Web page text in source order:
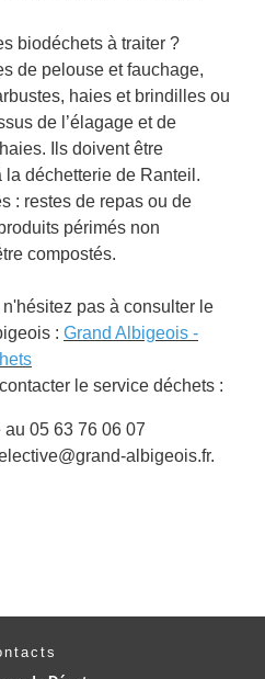
biodéchets à traiter ?
de pelouse et fauchage,
haies et brindilles ou
de l’élagage et de
Ils doivent être
déchetterie de Ranteil.
: restes de repas ou de
périmés non
compostés.
pas à consulter le
: Grand Albigeois -
le service déchets :
05 63 76 06 07
albigeois.fr.